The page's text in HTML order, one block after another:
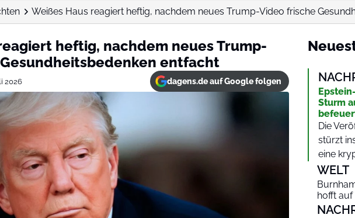
Weißes Haus reagiert heftig, nachdem neues Trump-Video frische
heftig, nachdem neues Trump-
entfacht
2026 dagens.de auf Google folgen
Sturm
Die
stürzt
eine
WELT
hofft